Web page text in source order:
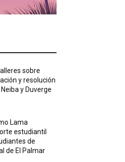
sobre
y resolución
y Duverge
Lama
estudiantil
de
de El Palmar